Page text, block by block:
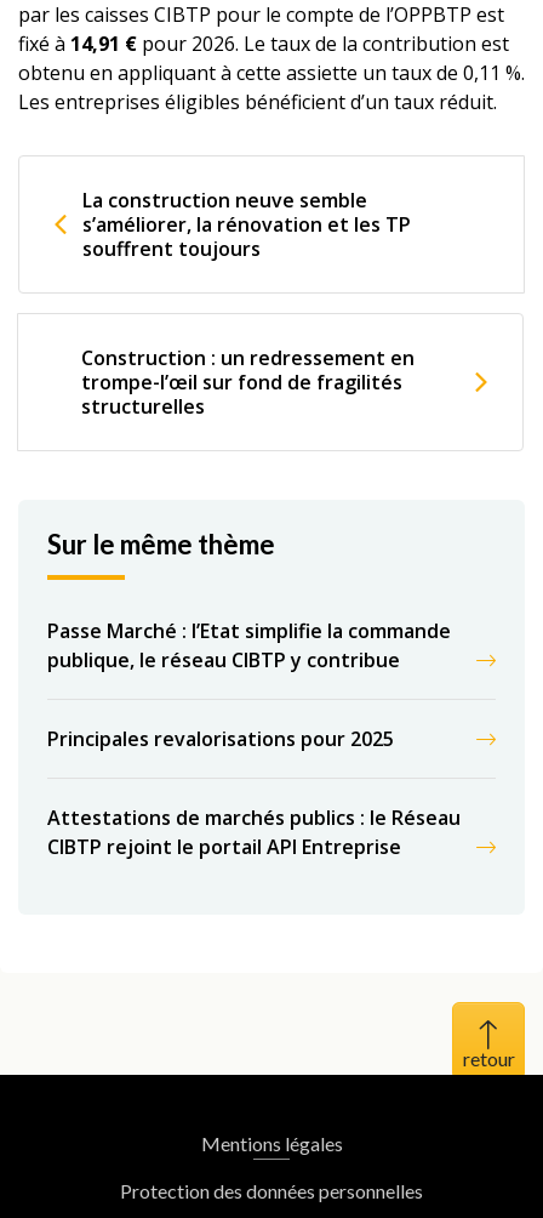
par les caisses CIBTP pour le compte de l’OPPBTP est
fixé à 14,91 € pour 2026. Le taux de la contribution est
obtenu en appliquant à cette assiette un taux de 0,11 %.
Les entreprises éligibles bénéficient d’un taux réduit.
La construction neuve semble
s’améliorer, la rénovation et les TP
souffrent toujours
Construction : un redressement en
trompe-l’œil sur fond de fragilités
structurelles
Sur le même thème
Passe Marché : l’Etat simplifie la commande
publique, le réseau CIBTP y contribue
Principales revalorisations pour 2025
Attestations de marchés publics : le Réseau
CIBTP rejoint le portail API Entreprise
Haut
Mentions légales
Protection des données personnelles